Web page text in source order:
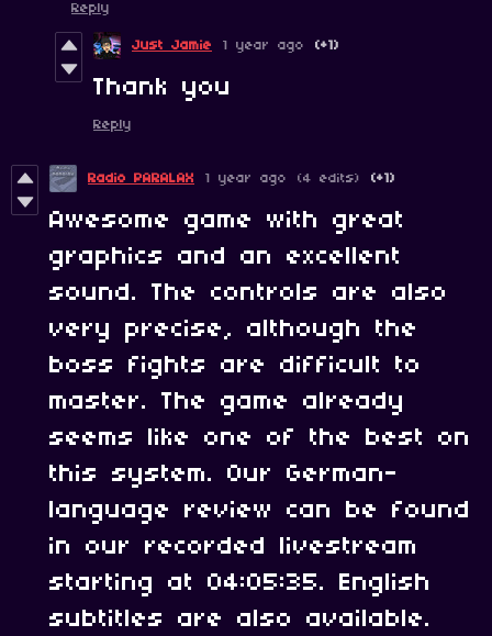
Reply
Just Jamie 1 year ago (+1)
Thank you
Reply
Radio PARALAX 1 year ago (4 edits) (+1)
Awesome game with great
graphics and an excellent
sound. The controls are also
very precise, although the
boss fights are difficult to
master.
The game already
seems like one of the best on
this system.
Our German-
language review can be found
in our recorded livestream
starting at 04:05:35. English
subtitles are also available.